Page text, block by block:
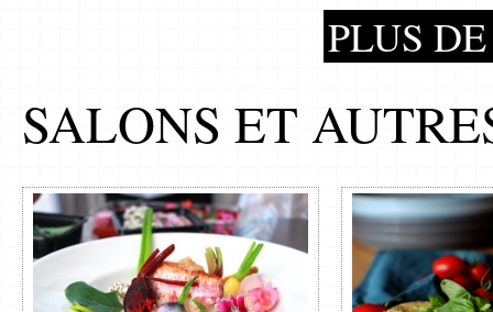
PLUS
SALONS ET